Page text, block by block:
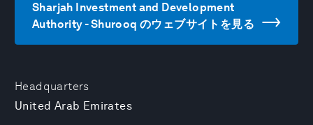
Headquarters
United Arab Emirates
Sharjah Investment and Development
Authority - Shurooq のウェブサイトを見る